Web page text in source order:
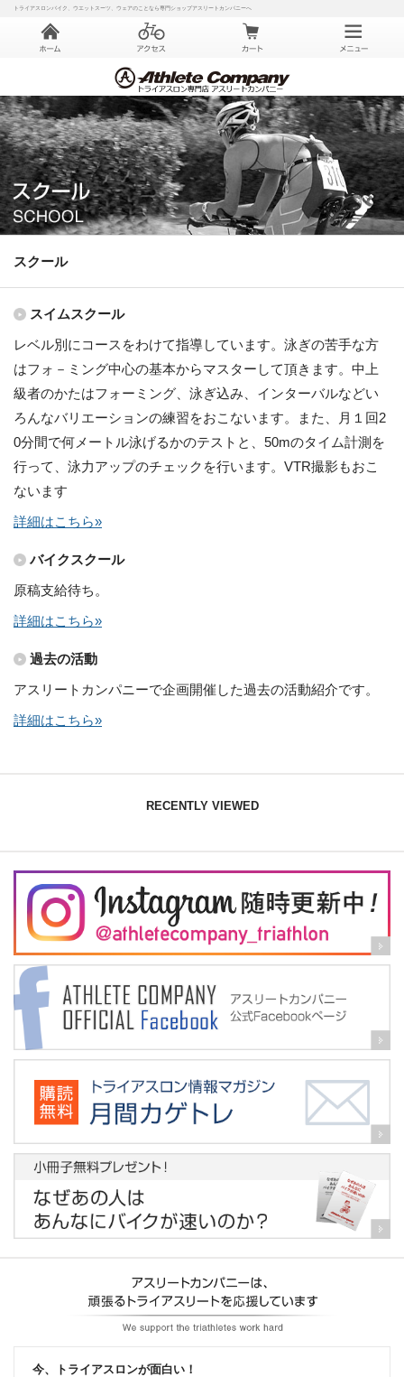
トライアスロンバイク、ウエットスーツ、ウェアのことなら専門ショップアスリートカンパニーへ
スクール
スイムスクール
レベル別にコースをわけて指導しています。泳ぎの苦手な方
はフォ－ミング中心の基本からマスターして頂きます。中上
級者のかたはフォーミング、泳ぎ込み、インターバルなどい
ろんなバリエーションの練習をおこないます。また、月１回2
0分間で何メートル泳げるかのテストと、50mのタイム計測を
行って、泳力アップのチェックを行います。VTR撮影もおこ
ないます
詳細はこちら»
バイクスクール
原稿支給待ち。
詳細はこちら»
過去の活動
アスリートカンパニーで企画開催した過去の活動紹介です。
詳細はこちら»
RECENTLY VIEWED
今、トライアスロンが面白い！